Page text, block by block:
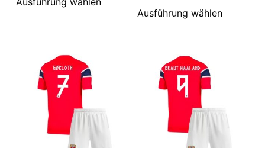
Ausführung wählen